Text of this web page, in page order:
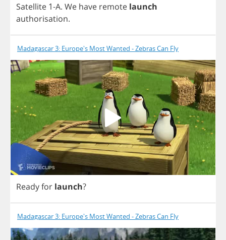
Satellite 1-A. We have remote launch
authorisation.
Madagascar 3: Europe's Most Wanted - Zebras Can Fly
Readyfor launch?
Madagascar 3: Europe's Most Wanted - Zebras Can Fly